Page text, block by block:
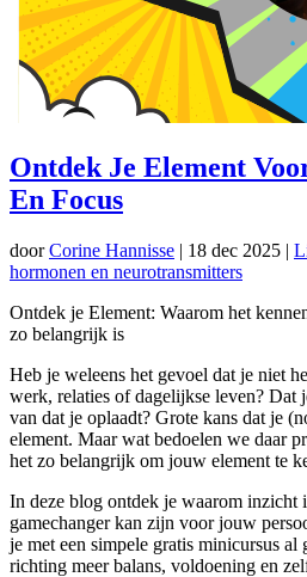
Ontdek Je Element
En Focus
doorCorine Hannisse | 18 dec 2025 |
hormonen en neurotransmitters
Ontdek je Element: Waarom het
zo belangrijk is
Heb je weleens het gevoel dat je niet
werk, relaties of dagelijkse leven? Dat
van dat je oplaadt? Grote kans dat je
element. Maar wat bedoelen we daar
het zo belangrijk om jouw element te
In deze blog ontdek je waarom inzicht
gamechanger kan zijn voor jouw
je met een simpele gratis minicursus al
richting meer balans, voldoening en